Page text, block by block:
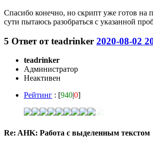
Спасибо конечно, но скрипт уже готов на
сути пытаюсь разобраться с указанной
5 Ответ отteadrinker 2020-08-02
teadrinker
Администратор
Неактивен
Рейтинг : [940|0]
Re: AHK: Работа с выделенным текстом